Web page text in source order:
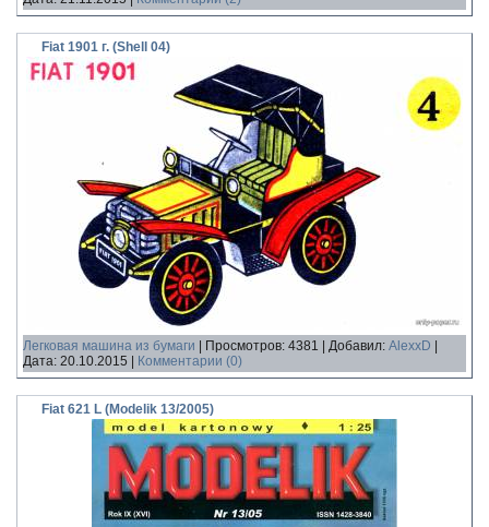
Fiat 1901 г. (Shell 04)
Легковая машина из бумаги Просмотров: 4381 Добавил: AlexxD
Дата: 20.10.2015 Комментарии (0)
Fiat 621 L (Modelik 13/2005)